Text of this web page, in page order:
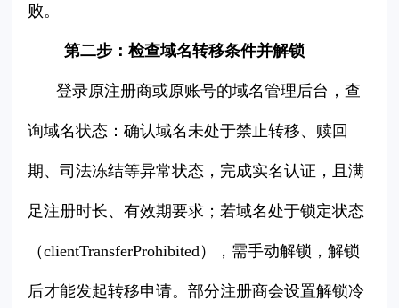
败。
第二步：检查域名转移条件并解锁
登录原注册商或原账号的域名管理后台，查
询域名状态：确认域名未处于禁止转移、赎回
期、司法冻结等异常状态，完成实名认证，且满
足注册时长、有效期要求；若域名处于锁定状态
（clientTransferProhibited），需手动解锁，解锁
后才能发起转移申请。部分注册商会设置解锁冷